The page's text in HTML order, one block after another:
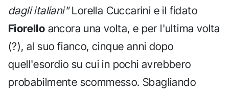
dagli italiani"Lorella Cuccarini e il fidato
Fiorello ancora una volta, e per l'ultima volta
(?), al suo fianco, cinque anni dopo
quell'esordio su cui in pochi avrebbero
probabilmente scommesso. Sbagliando